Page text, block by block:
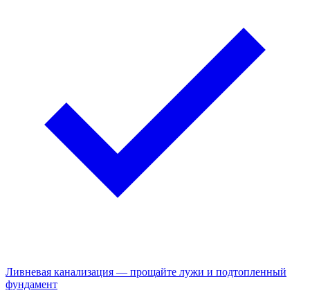
Ливневая канализация — прощайте лужи и подтопленный
фундамент